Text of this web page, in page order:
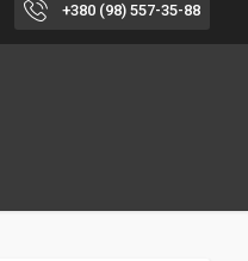
+380 (98) 557-35-88